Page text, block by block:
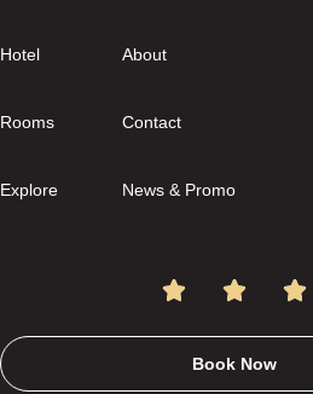
Hotel
Rooms
Explore
About
Contact
News & Promo
Book Now